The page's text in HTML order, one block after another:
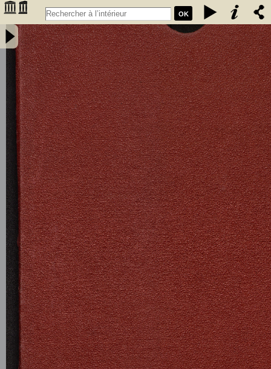
OK
Société d'agriculture de la Gironde : statuts du 15 janvier 1885 -